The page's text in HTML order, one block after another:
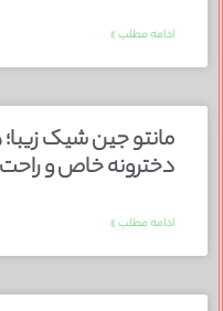
ادامه مطلب »
دخترونه خاص و راحت
ادامه مطلب »